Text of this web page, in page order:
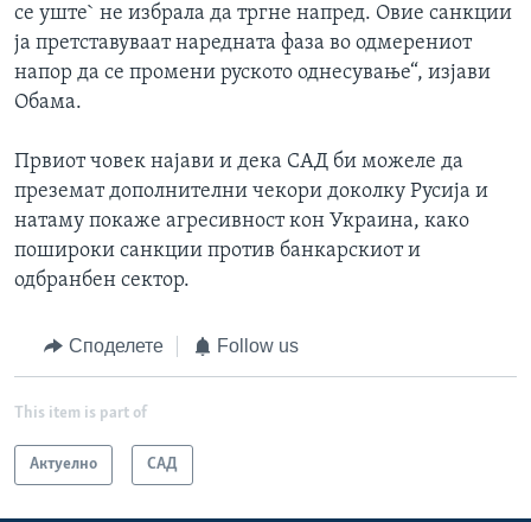
се уште` не избрала да тргне напред. Овие санкции
ја претставуваат наредната фаза во одмерениот
напор да се промени руското однесување“, изјави
Обама.
Првиот човек најави и дека САД би можеле да
преземат дополнителни чекори доколку Русија и
натаму покаже агресивност кон Украина, како
пошироки санкции против банкарскиот и
одбранбен сектор.
Споделете Follow us
This item is part of
Актуелно САД